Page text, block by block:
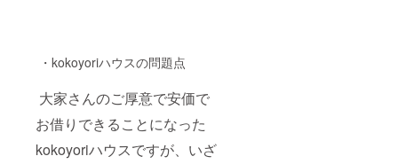
・kokoyoriハウスの問題点
大家さんのご厚意で安価で
お借りできることになった
kokoyoriハウスですが、いざ